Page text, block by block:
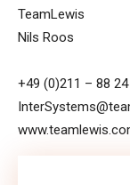
TeamLewis
Nils Roos
+49 (0)211 – 88